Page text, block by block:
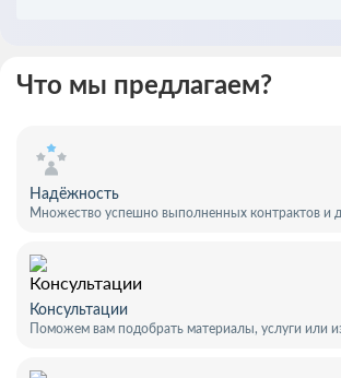
Что мы предлагаем?
Надёжность
Множество успешно выполненных контрактов и
Консультации
Поможем вам подобрать материалы, услуги или